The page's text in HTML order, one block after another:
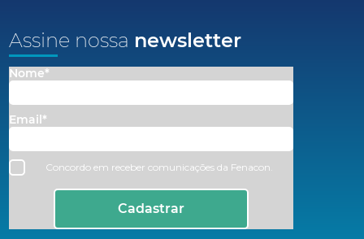
Assine nossa newsletter
Nome*
Email*
Concordo em receber comunicações da Fenacon.
Cadastrar